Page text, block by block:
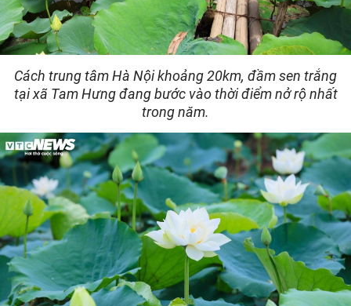
Cách trung tâm Hà Nội khoảng 20km, đầm sen trắng
tại xã Tam Hưng đang bước vào thời điểm nở rộ nhất
trong năm.